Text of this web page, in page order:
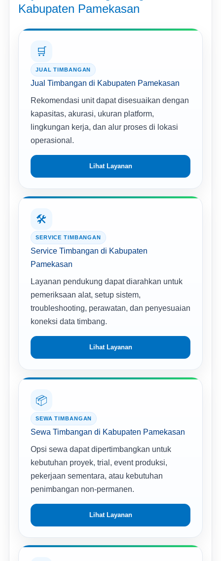
Kabupaten Pamekasan
🛒
JUAL TIMBANGAN
Jual Timbangan di Kabupaten Pamekasan
Rekomendasi unit dapat disesuaikan dengan
kapasitas, akurasi, ukuran platform,
lingkungan kerja, dan alur proses di lokasi
operasional.
Lihat Layanan
🛠️
SERVICE TIMBANGAN
Service Timbangan di Kabupaten
Pamekasan
Layanan pendukung dapat diarahkan untuk
pemeriksaan alat, setup sistem,
troubleshooting, perawatan, dan penyesuaian
koneksi data timbang.
Lihat Layanan
📦
SEWA TIMBANGAN
Sewa Timbangan di Kabupaten Pamekasan
Opsi sewa dapat dipertimbangkan untuk
kebutuhan proyek, trial, event produksi,
pekerjaan sementara, atau kebutuhan
penimbangan non-permanen.
Lihat Layanan